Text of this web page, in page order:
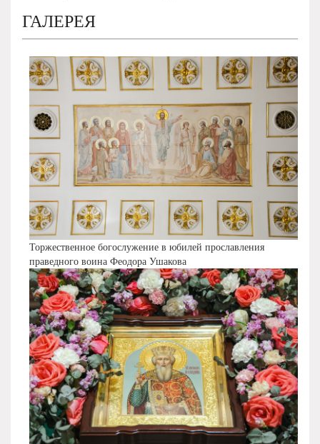
ГАЛЕРЕЯ
Торжественное богослужение в юбилей прославления
праведного воина Феодора Ушакова